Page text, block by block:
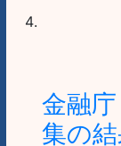
金融
集の